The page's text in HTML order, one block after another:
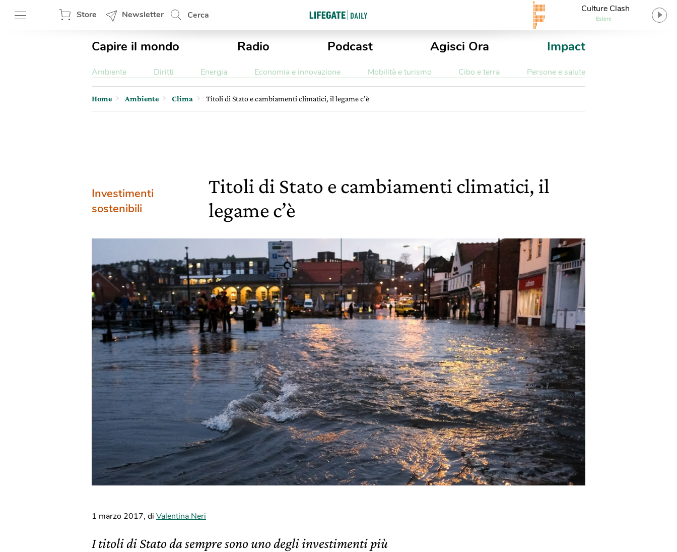
Store Newsletter Cerca
Culture Clash
Estere
Capire il mondo Radio Podcast Agisci Ora Impact
Ambiente Diritti Energia Economia e innovazione Mobilità e turismo Cibo e terra Persone e salute
Home Ambiente Clima Titoli di Stato e cambiamenti climatici, il legame c’è
Investimenti
sostenibili
Titoli di Stato e cambiamenti climatici, il
legame c’è
1 marzo 2017, di Valentina Neri
I titoli di Stato da sempre sono uno degli investimenti più